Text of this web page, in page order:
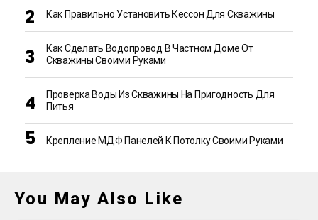
Как Правильно Установить Кессон Для Скважины
Как Сделать Водопровод В Частном Доме От
Скважины Своими Руками
Проверка Воды Из Скважины На Пригодность Для
Питья
Крепление МДФ Панелей К Потолку Своими Руками
You May Also Like